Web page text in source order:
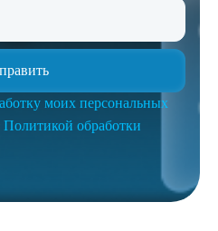
моих персональных
Политикой обработки